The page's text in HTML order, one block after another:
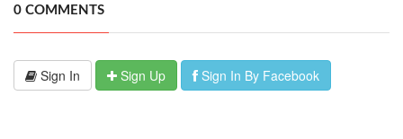
0 COMMENTS
Sign In Sign Up Sign In By Facebook